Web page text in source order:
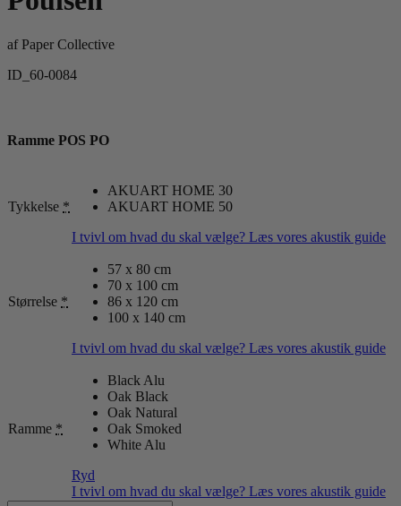
afPaper Collective
ID_60-0084
Ramme POS PO
Tykkelse *
AKUART HOME 30
AKUART HOME 50
I tvivl om hvad du skal vælge? Læs vores akustik guide
Størrelse *
57 x 80 cm
70 x 100 cm
86 x 120 cm
100 x 140 cm
I tvivl om hvad du skal vælge? Læs vores akustik guide
Ramme *
Black Alu
Oak Black
Oak Natural
Oak Smoked
White Alu
Ryd
I tvivl om hvad du skal vælge? Læs vores akustik guide